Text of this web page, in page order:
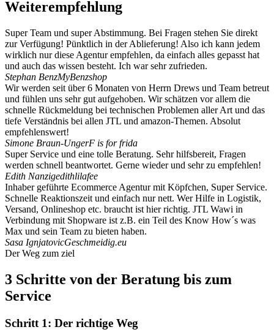
Weiterempfehlung
Super Team und super Abstimmung. Bei Fragen stehen Sie direkt
zur Verfügung! Pünktlich in der Ablieferung! Also ich kann jedem
wirklich nur diese Agentur empfehlen, da einfach alles gepasst hat
und auch das wissen besteht. Ich war sehr zufrieden.
Stephan BenzMyBenzshop
Wir werden seit über 6 Monaten von Herrn Drews und Team betreut
und fühlen uns sehr gut aufgehoben. Wir schätzen vor allem die
schnelle Rückmeldung bei technischen Problemen aller Art und das
tiefe Verständnis bei allen JTL und amazon-Themen. Absolut
empfehlenswert!
Simone Braun-UngerF is for frida
Super Service und eine tolle Beratung. Sehr hilfsbereit, Fragen
werden schnell beantwortet. Gerne wieder und sehr zu empfehlen!
Edith Nanzigedithlilafee
Inhaber geführte Ecommerce Agentur mit Köpfchen, Super Service.
Schnelle Reaktionszeit und einfach nur nett. Wer Hilfe in Logistik,
Versand, Onlineshop etc. braucht ist hier richtig. JTL Wawi in
Verbindung mit Shopware ist z.B. ein Teil des Know How´s was
Max und sein Team zu bieten haben.
Sasa IgnjatovicGeschmeidig.eu
Der Weg zum ziel
3 Schritte von der Beratung bis zum
Service
Schritt 1: Der richtige Weg